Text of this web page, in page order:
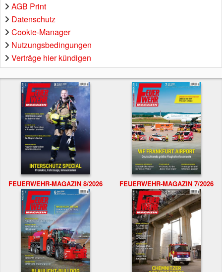
AGB Print
Datenschutz
Cookie-Manager
Nutzungsbedingungen
Verträge hier kündigen
FEUERWEHR-MAGAZIN 8/2026 FEUERWEHR-MAGAZIN 7/2026